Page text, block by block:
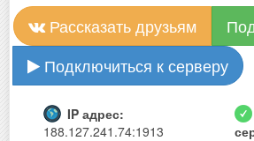
Рассказать друзьям
Подключиться к серверу
IP адрес:
188.127.241.74:1913